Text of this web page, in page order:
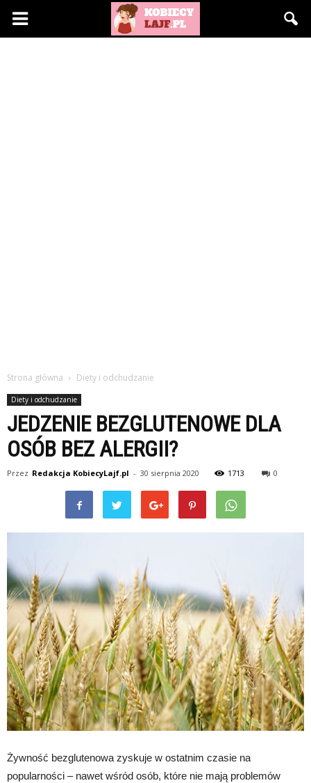
KobiecyLajf.pl
Strona główna Diety i odchudzanie
Diety i odchudzanie
JEDZENIE BEZGLUTENOWE DLA
OSÓB BEZ ALERGII?
Przez Redakcja KobiecyLajf.pl - 30 sierpnia 2020 1713 0
Żywność bezglutenowa zyskuje w ostatnim czasie na
popularności – nawet wśród osób, które nie mają problemów